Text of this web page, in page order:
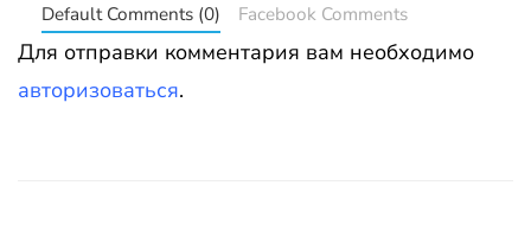
Default Comments (0) Facebook Comments
Для отправки комментария вам необходимо
авторизоваться.